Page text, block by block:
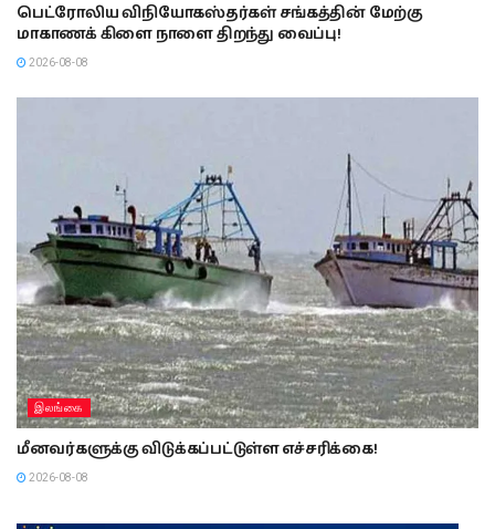
பெட்ரோலிய விநியோகஸ்தர்கள் சங்கத்தின் மேற்கு
மாகாணக் கிளை நாளை திறந்து வைப்பு!
2026-08-08
இலங்கை
மீனவர்களுக்கு விடுக்கப்பட்டுள்ள எச்சரிக்கை!
2026-08-08